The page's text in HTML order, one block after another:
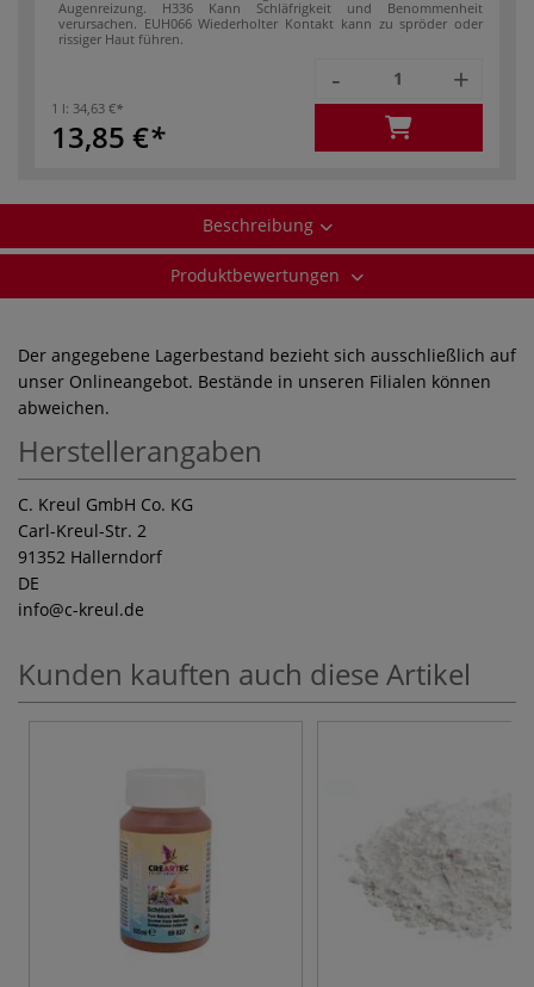
Augenreizung.
H336 Kann Schläfrigkeit und Benommenheit
verursachen. EUH066 Wiederholter Kontakt kann zu spröder oder
rissiger Haut führen.
1 l: 34,63 €
13,85 €
- +
Beschreibung
Produktbewertungen
Der angegebene Lagerbestand bezieht sich ausschließlich auf
unser Onlineangebot. Bestände in unseren Filialen können
abweichen.
Herstellerangaben
C. Kreul GmbH Co. KG
Carl-Kreul-Str. 2
91352 Hallerndorf
DE
info@c-kreul.de
Kunden kauften auch diese Artikel